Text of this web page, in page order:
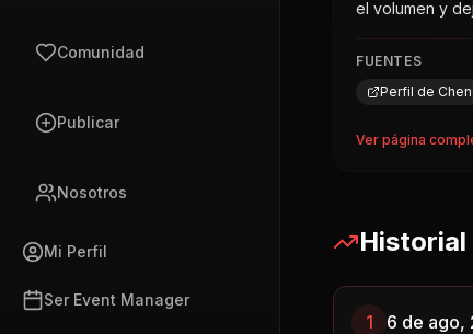
Comunidad
Publicar
Nosotros
Mi Perfil
Ser Event Manager
el volumen y
FUENTES
Perfil de
Ver página
1 6 de ago,